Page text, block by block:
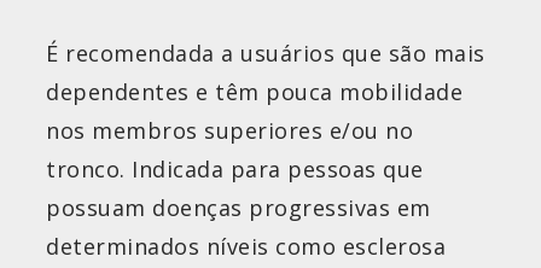
É recomendada a usuários que são mais
dependentes e têm pouca mobilidade
nos membros superiores e/ou no
tronco. Indicada para pessoas que
possuam doenças progressivas em
determinados níveis como esclerosa